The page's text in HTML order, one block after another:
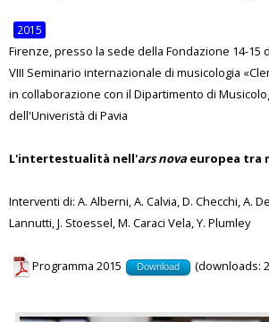
Pubblicazioni
Eventi
2015
Firenze, presso la sede della Fondazione 14-15
VIII Seminario internazionale di musicologia
in collaborazione con il Dipartimento di
dell'Univeristà di Pavia
L'intertestualità nell'ars nova europea tra
Interventi di: A. Alberni, A. Calvia, D. Checchi, A.
Lannutti, J. Stoessel, M. Caraci Vela, Y. Plumley
Programma 2015 Download (downloads: